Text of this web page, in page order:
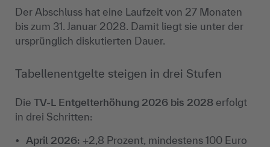
Der Abschluss hat eine Laufzeit von 27 Monaten
bis zum 31. Januar 2028. Damit liegt sie unter der
ursprünglich diskutierten Dauer.
Tabellenentgelte steigen in drei Stufen
Die TV-L Entgelterhöhung 2026 bis 2028 erfolgt
in drei Schritten:
April 2026: +2,8 Prozent, mindestens 100 Euro